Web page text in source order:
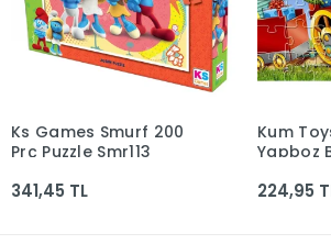
Sepete Ekle
Ks Games Smurf 200
Prç Puzzle Smr113
341,45 TL
Kum
Yapboz
224,95